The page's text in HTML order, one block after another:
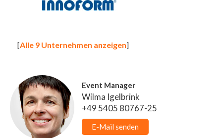
[Alle 9 Unternehmen anzeigen]
Event Manager
Wilma Igelbrink
+49 5405 80767-25
E-Mail senden